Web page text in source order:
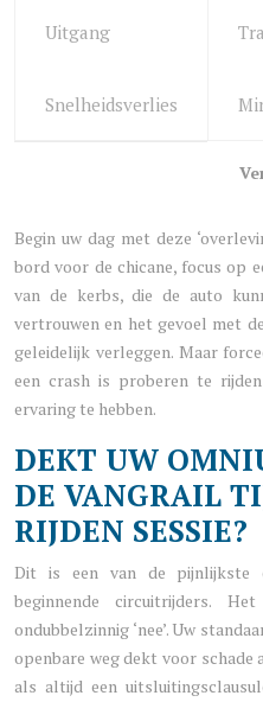
Uitgang
Snelheidsverlies
Begin uw dag met deze
bord voor de chicane, focus op
van de kerbs, die de auto
vertrouwen en het gevoel met
geleidelijk verleggen. Maar
een crash is proberen te
ervaring te hebben.
DEKT UW
DE VANGRAIL
RIJDEN SESSIE?
Dit is een van de pijnlijkste
beginnende circuitrijders.
ondubbelzinnig ‘nee’. Uw
openbare weg dekt voor schade
als altijd een